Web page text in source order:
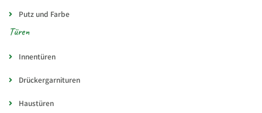
Putz und Farbe
Türen
Innentüren
Drückergarnituren
Haustüren